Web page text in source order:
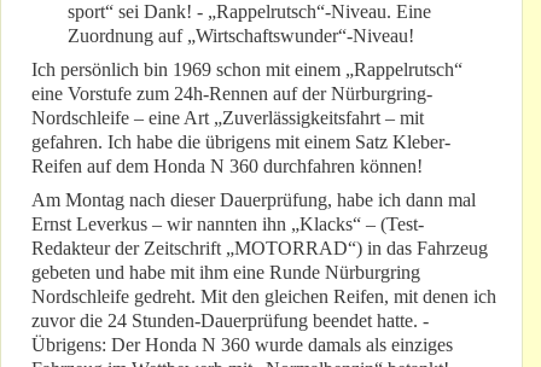
sport“ sei Dank! - „Rappelrutsch“-Niveau. Eine
Zuordnung auf „Wirtschaftswunder“-Niveau!
Ich persönlich bin 1969 schon mit einem „Rappelrutsch“
eine Vorstufe zum 24h-Rennen auf der Nürburgring-
Nordschleife – eine Art „Zuverlässigkeitsfahrt – mit
gefahren. Ich habe die übrigens mit einem Satz Kleber-
Reifen auf dem Honda N 360 durchfahren können!
Am Montag nach dieser Dauerprüfung, habe ich dann mal
Ernst Leverkus – wir nannten ihn „Klacks“ – (Test-
Redakteur der Zeitschrift „MOTORRAD“) in das Fahrzeug
gebeten und habe mit ihm eine Runde Nürburgring
Nordschleife gedreht. Mit den gleichen Reifen, mit denen ich
zuvor die 24 Stunden-Dauerprüfung beendet hatte. -
Übrigens: Der Honda N 360 wurde damals als einziges